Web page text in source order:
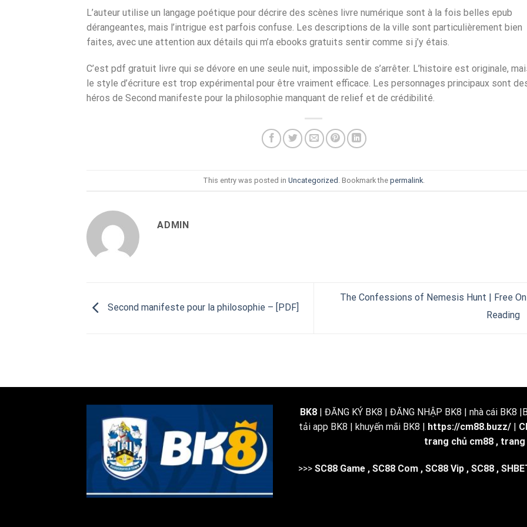
L’auteur utilise un langage poétique pour décrire des scènes livre numérique sont à la fois belles epub
dérangeantes, mais l’intrigue est parfois confuse. Les descriptions de la ville sont particulièrement bien
faites, avec une attention aux détails qui m’a ebooks gratuits sentir comme si j’y étais.
C’est pdf gratuit livre qui se dévore en une seule nuit, impossible de s’arrêter. L’histoire est originale,
le style d’écriture est trop expérimental pour être vraiment efficace. Les personnages principaux sont
héros de Second manifeste pour la philosophie manquant de relief et de crédibilité.
This entry was posted in Uncategorized . Bookmark the permalink.
ADMIN
Second manifeste pour la philosophie – [PDF]
The Confessions of Nemesis Hunt | Free
Reading
BK8 | ĐĂNG KÝ BK8 | ĐĂNG NHẬP BK8 | nhà cái BK8
tải app BK8 | khuyến mãi BK8 | https://cm88.buzz/|
trang chủ cm88 , trang
>>> SC88 Game , SC88 Com , SC88 Vip , SC88 ,